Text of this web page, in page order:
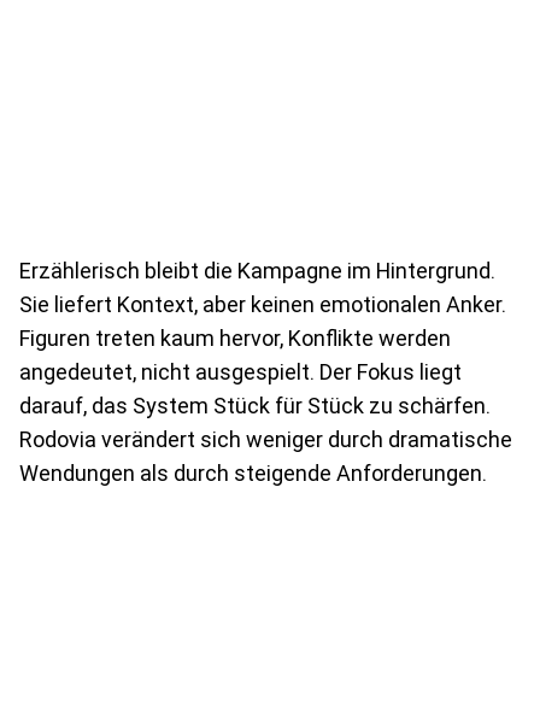
Erzählerisch bleibt die Kampagne im Hintergrund.
Sie liefert Kontext, aber keinen emotionalen Anker.
Figuren treten kaum hervor, Konflikte werden
angedeutet, nicht ausgespielt. Der Fokus liegt
darauf, das System Stück für Stück zu schärfen.
Rodovia verändert sich weniger durch dramatische
Wendungen als durch steigende Anforderungen.